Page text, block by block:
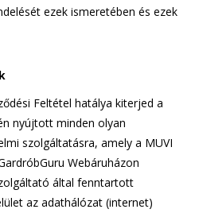
ezek ismeretében és ezek
Feltétel hatálya kiterjed a
nyújtott minden olyan
szolgáltatásra, amely a MUVI
Webáruházon
által fenntartott
az adathálózat (internet)